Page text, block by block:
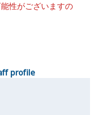
性がございますの
profile